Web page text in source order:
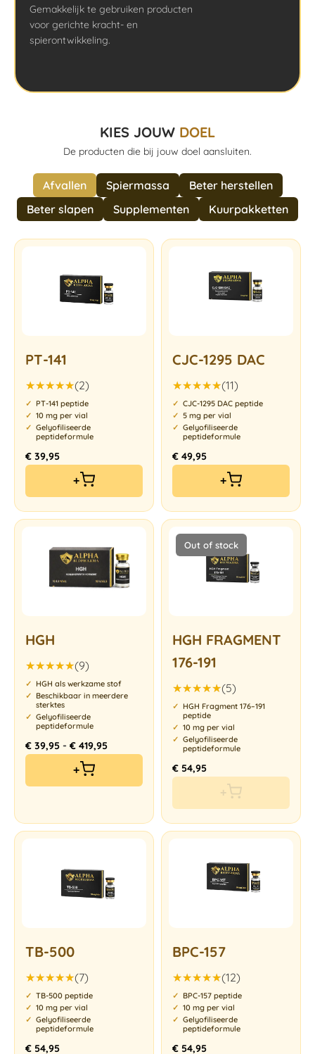
Gemakkelijk te gebruiken producten
voor gerichte kracht- en
spierontwikkeling.
KIES JOUW DOEL
De producten die bij jouw doel aansluiten.
Afvallen Spiermassa
Beter herstellen
Beter slapen
Supplementen Kuurpakketten
PT-141
Gewaardeerd
5.00uit 5
(2)
PT-141 peptide
10 mg per vial
Gelyofiliseerde
peptideformule
€ 39,95
+
CJC-1295 DAC
Gewaardeerd
4.91uit 5
(11)
CJC-1295 DAC peptide
5 mg per vial
Gelyofiliseerde
peptideformule
€ 49,95
+
HGH
Gewaardeerd
5.00uit 5
(9)
HGH als werkzame stof
Beschikbaar in meerdere
sterktes
Gelyofiliseerde
peptideformule
€ 39,95 - € 419,95
+
Out of stock
HGH FRAGMENT
176-191
Gewaardeerd
5.00uit 5
(5)
HGH Fragment 176–191
peptide
10 mg per vial
Gelyofiliseerde
peptideformule
€ 54,95
+
TB-500
Gewaardeerd
5.00uit 5
(7)
TB-500 peptide
10 mg per vial
Gelyofiliseerde
peptideformule
€ 54,95
BPC-157
Gewaardeerd
5.00uit 5
(12)
BPC-157 peptide
10 mg per vial
Gelyofiliseerde
peptideformule
€ 54,95